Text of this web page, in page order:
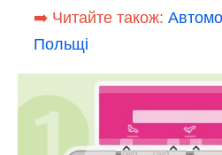
➡️ Читайте також:
Польщі